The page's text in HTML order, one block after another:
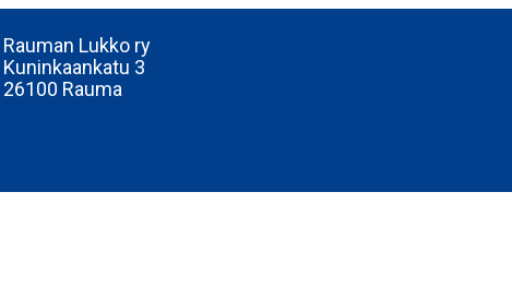
Rauman Lukko ry
Kuninkaankatu 3
26100 Rauma